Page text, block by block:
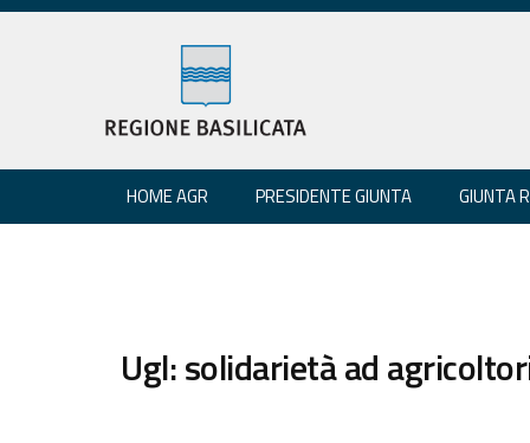
HOME AGR PRESIDENTE GIUNTA GIUNTA
Ugl: solidarietà ad